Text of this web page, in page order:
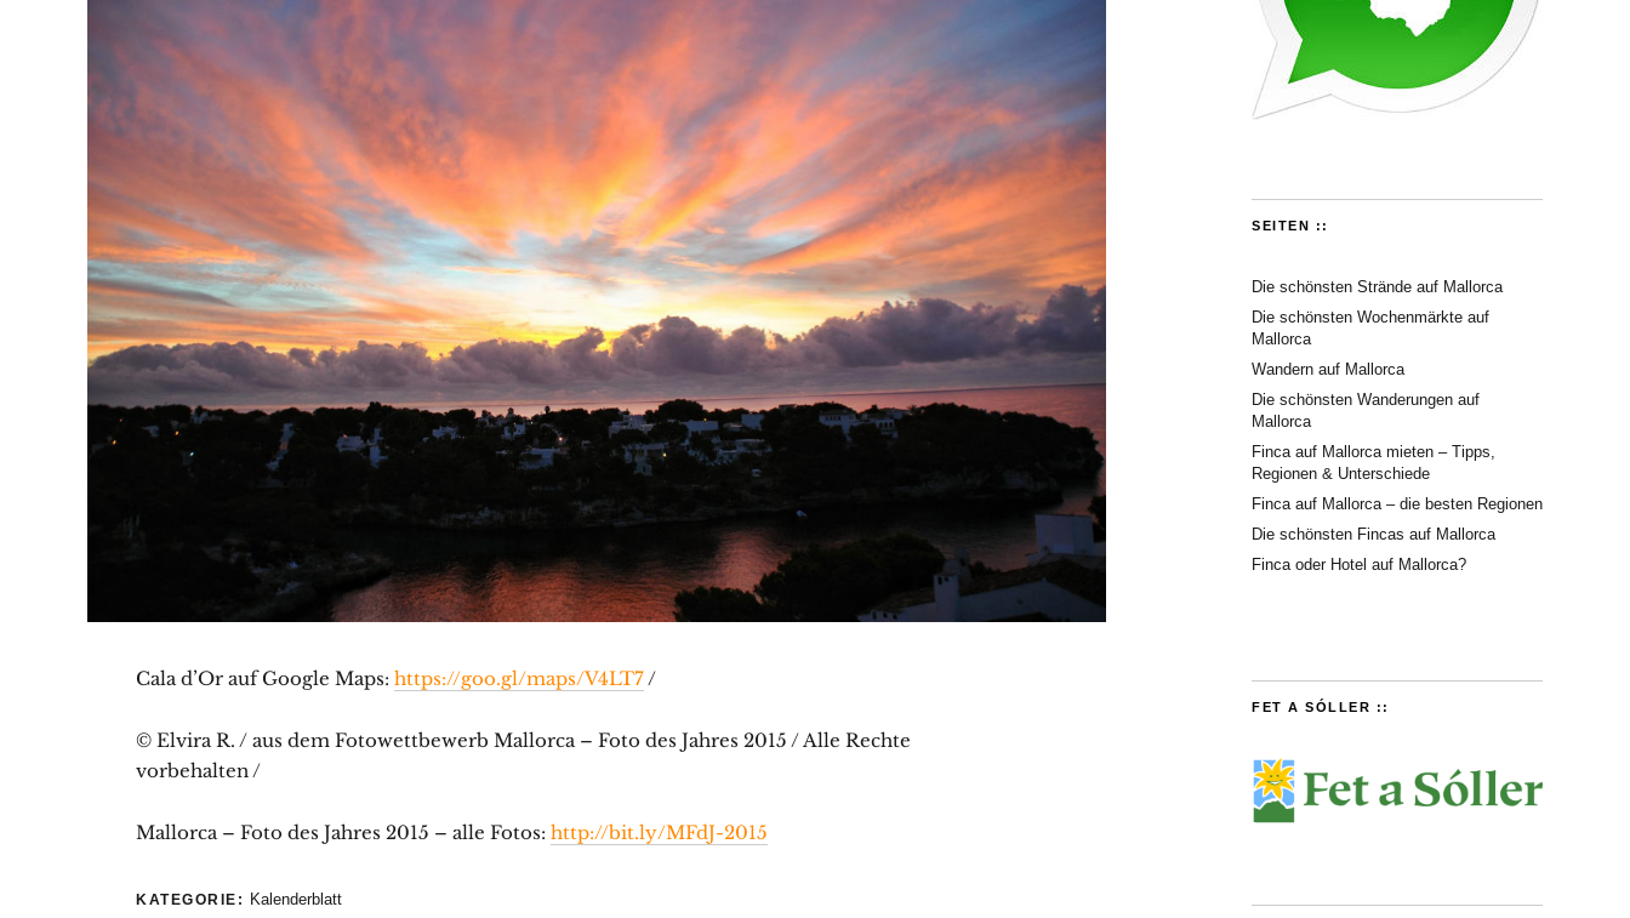
Cala d’Or auf Google Maps: https://goo.gl/maps/V4LT7/
© Elvira R. / aus dem Fotowettbewerb Mallorca – Foto des Jahres 2015 / Alle Rechte
vorbehalten /
Mallorca – Foto des Jahres 2015 – alle Fotos: http://bit.ly/MFdJ-2015
KATEGORIE: Kalenderblatt
SEITEN ::
Die schönsten Strände auf Mallorca
Die schönsten Wochenmärkte auf
Mallorca
Wandern auf Mallorca
Die schönsten Wanderungen auf
Mallorca
Finca auf Mallorca mieten – Tipps,
Regionen & Unterschiede
Finca auf Mallorca – die besten Regionen
Die schönsten Fincas auf Mallorca
Finca oder Hotel auf Mallorca?
FET A SÓLLER ::